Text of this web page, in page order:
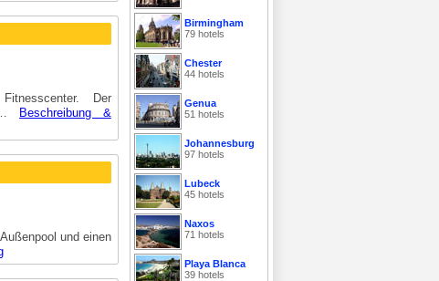
Der
Beschreibung &
und einen
Birmingham
79 hotels
Chester
44 hotels
Genua
51 hotels
Johannesburg
97 hotels
Lubeck
45 hotels
Naxos
71 hotels
Playa Blanca
39 hotels